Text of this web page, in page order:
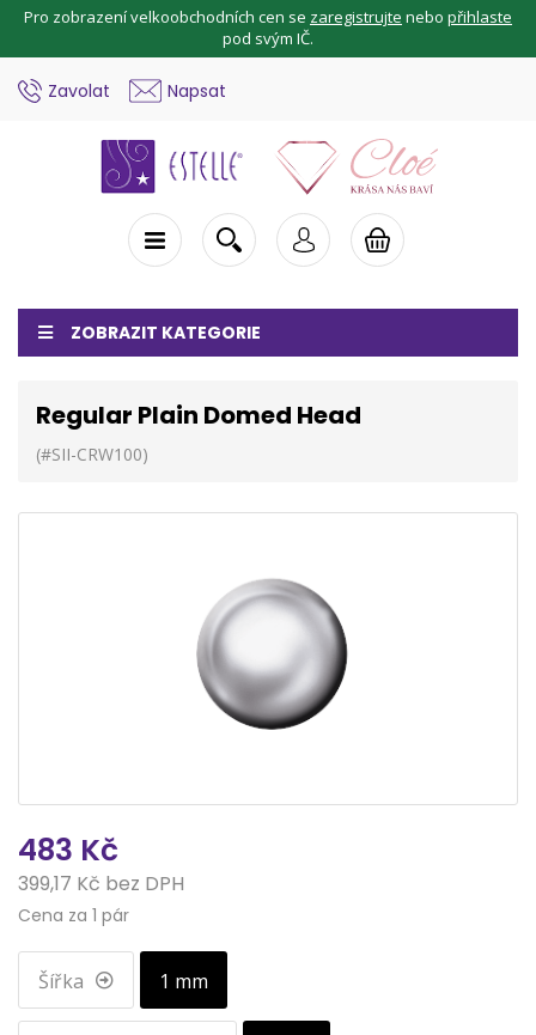
Pro zobrazení velkoobchodních cen se zaregistrujte nebo přihlaste
pod svým IČ.
Zavolat Napsat
ZOBRAZIT KATEGORIE
Regular Plain Domed Head
(#SII-CRW100)
483 Kč
399,17 Kč bez DPH
Cena za 1 pár
Šířka 1 mm